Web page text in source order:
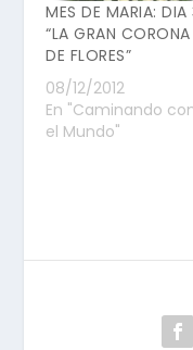
MES DE MARIA: DIA
“LA GRAN CORONA
DE FLORES”
08/12/2012
En "Caminando
el Mundo"